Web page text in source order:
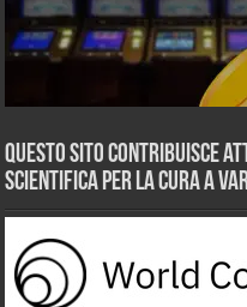
Questo sito contribuisce
scientifica per la cura a vari